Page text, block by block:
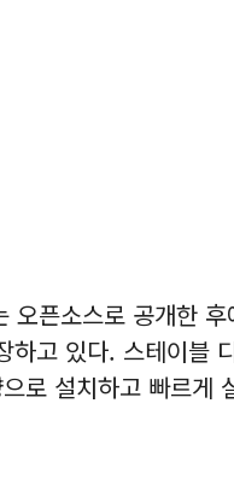
픈소스로 공개한 후
고 있다. 스테이블
설치하고 빠르게